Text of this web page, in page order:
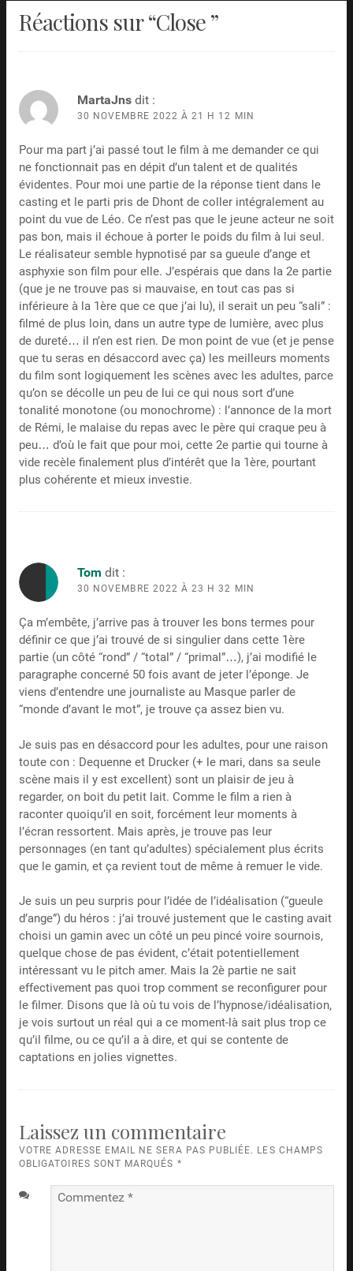
Réactions sur “Close”
MartaJns dit :
30 NOVEMBRE 2022 À 21 H 12 MIN
Pour ma part j’ai passé tout le film à me demander ce qui
ne fonctionnait pas en dépit d’un talent et de qualités
évidentes. Pour moi une partie de la réponse tient dans le
casting et le parti pris de Dhont de coller intégralement au
point du vue de Léo. Ce n’est pas que le jeune acteur ne soit
pas bon, mais il échoue à porter le poids du film à lui seul.
Le réalisateur semble hypnotisé par sa gueule d’ange et
asphyxie son film pour elle. J’espérais que dans la 2e partie
(que je ne trouve pas si mauvaise, en tout cas pas si
inférieure à la 1ère que ce que j’ai lu), il serait un peu “sali” :
filmé de plus loin, dans un autre type de lumière, avec plus
de dureté… il n’en est rien. De mon point de vue (et je pense
que tu seras en désaccord avec ça) les meilleurs moments
du film sont logiquement les scènes avec les adultes, parce
qu’on se décolle un peu de lui ce qui nous sort d’une
tonalité monotone (ou monochrome) : l’annonce de la mort
de Rémi, le malaise du repas avec le père qui craque peu à
peu… d’où le fait que pour moi, cette 2e partie qui tourne à
vide recèle finalement plus d’intérêt que la 1ère, pourtant
plus cohérente et mieux investie.
Tom dit :
30 NOVEMBRE 2022 À 23 H 32 MIN
Ça m’embête, j’arrive pas à trouver les bons termes pour
définir ce que j’ai trouvé de si singulier dans cette 1ère
partie (un côté “rond” / “total” / “primal”…), j’ai modifié le
paragraphe concerné 50 fois avant de jeter l’éponge. Je
viens d’entendre une journaliste au Masque parler de
“monde d’avant le mot”, je trouve ça assez bien vu.
Je suis pas en désaccord pour les adultes, pour une raison
toute con : Dequenne et Drucker (+ le mari, dans sa seule
scène mais il y est excellent) sont un plaisir de jeu à
regarder, on boit du petit lait. Comme le film a rien à
raconter quoiqu’il en soit, forcément leur moments à
l’écran ressortent. Mais après, je trouve pas leur
personnages (en tant qu’adultes) spécialement plus écrits
que le gamin, et ça revient tout de même à remuer le vide.
Je suis un peu surpris pour l’idée de l’idéalisation (“gueule
d’ange”) du héros : j’ai trouvé justement que le casting avait
choisi un gamin avec un côté un peu pincé voire sournois,
quelque chose de pas évident, c’était potentiellement
intéressant vu le pitch amer. Mais la 2è partie ne sait
effectivement pas quoi trop comment se reconfigurer pour
le filmer. Disons que là où tu vois de l’hypnose/idéalisation,
je vois surtout un réal qui a ce moment-là sait plus trop ce
qu’il filme, ou ce qu’il a à dire, et qui se contente de
captations en jolies vignettes.
Laissez un commentaire
VOTRE ADRESSE EMAIL NE SERA PAS PUBLIÉE. LES CHAMPS
OBLIGATOIRES SONT MARQUÉS *
Commentez